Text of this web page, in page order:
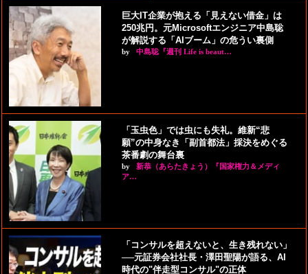
巨大IT企業が抱える「見えない借金」は
250兆円。元Microsoftエンジニア中島聡
が解説する「AIブーム」の危うい裏側
by 中島聡『週刊 Life is beaut…
「玉虫色」では虫にも失礼。維新“悲
願”の中身なき「副首都法」採決をめぐる
茶番劇の舞台裏
by
新恭（あらたきょう）『国家権力＆メディ
ア…
「コンサルを超えないと、生き残れない」
──元証券会社社長・澤田聖陽が語る、AI
時代の"伴走型コンサル"の正体